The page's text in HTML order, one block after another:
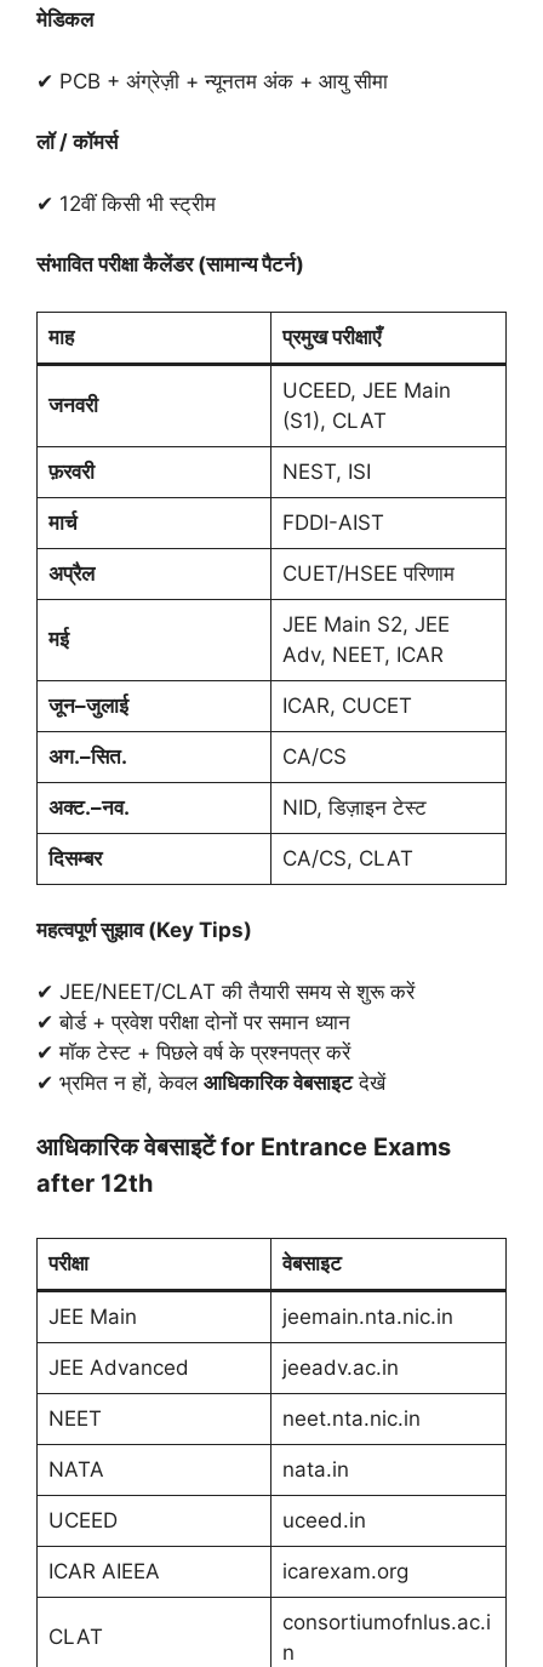
मेडिकल
✔ PCB + अंग्रेज़ी + न्यूनतम अंक + आयु सीमा
लॉ / कॉमर्स
✔ 12वीं किसी भी स्ट्रीम
संभावित परीक्षा कैलेंडर (सामान्य पैटर्न)
माह प्रमुख परीक्षाएँ
जनवरी
UCEED, JEE Main
(S1), CLAT
फ़रवरी NEST, ISI
मार्च FDDI-AIST
अप्रैल CUET/HSEE परिणाम
मई
JEE Main S2, JEE
Adv, NEET, ICAR
जून–जुलाई ICAR, CUCET
अग.–सित. CA/CS
अक्ट.–नव. NID, डिज़ाइन टेस्ट
दिसम्बर CA/CS, CLAT
महत्वपूर्ण सुझाव (Key Tips)
✔ JEE/NEET/CLAT की तैयारी समय से शुरू करें
✔ बोर्ड + प्रवेश परीक्षा दोनों पर समान ध्यान
✔ मॉक टेस्ट + पिछले वर्ष के प्रश्नपत्र करें
✔ भ्रमित न हों, केवल आधिकारिक वेबसाइटदेखें
आधिकारिक वेबसाइटें for Entrance Exams
after 12th
परीक्षा वेबसाइट
JEE Main jeemain.nta.nic.in
JEE Advanced jeeadv.ac.in
NEET neet.nta.nic.in
NATA nata.in
UCEED uceed.in
ICAR AIEEA icarexam.org
CLAT
consortiumofnlus.ac.i
n